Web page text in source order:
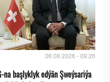
06.08.2026 - 09:26
başlyklyk edýän Şweýsariýa